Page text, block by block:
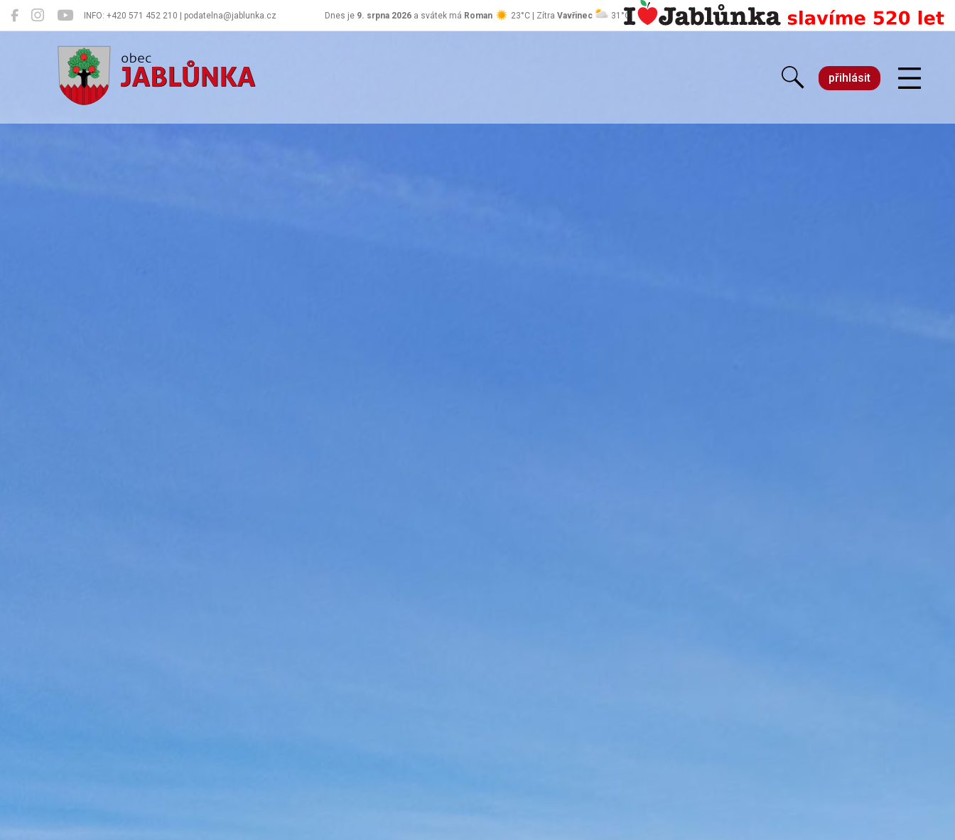
INFO: +420 571 452 210 | podatelna@jablunka.cz Dnes je 9. srpna 2026 a svátek má Roman 23°C | Zítra Vavřinec 31°C
Jablůnka
přihlásit